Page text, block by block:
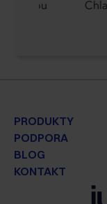
PRODUKTY
PODPORA
BLOG
KONTAKT